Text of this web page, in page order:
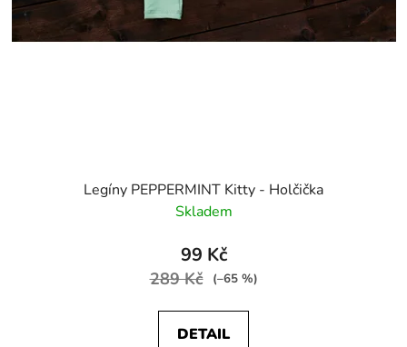
Legíny PEPPERMINT Kitty - Holčička
Skladem
99 Kč
289 Kč (–65 %)
DETAIL